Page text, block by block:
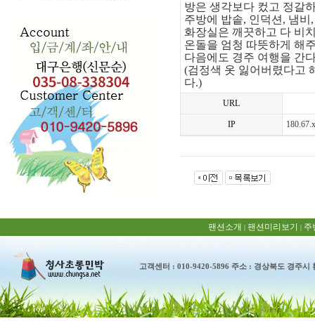
방은 생각보다 컸고 정갈
주방에 밥솥, 인덕션, 냄
화장실은 깨끗하고 다 비
온돌을 엄청 따뜻하게 해
다음에도 경주 여행을 간
(검정색 옷 잃어버렸다고
다.)
URL
IP
팬션소개 | 팬션미리보기 | 주
고객센터 : 010-9420-5896 주소 : 경상북도 경주시